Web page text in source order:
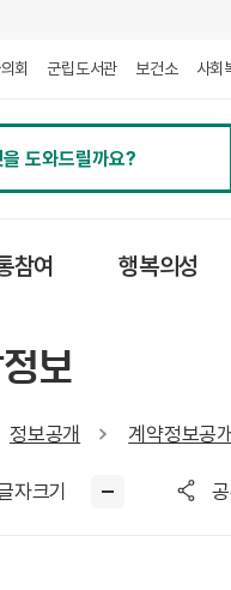
회 군립도서관 보건소 사회
참여 행복의성
보
정보공개 계약정보공
자크기